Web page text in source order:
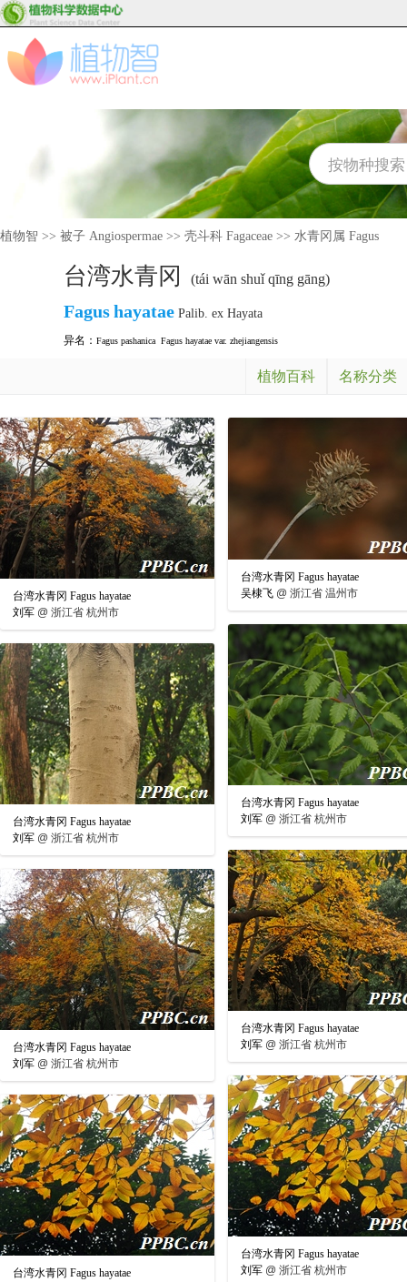
植物智 >> 被子 Angiospermae >> 壳斗科 Fagaceae >> 水青冈属 Fagus
台湾水青冈 (tái wān shuǐ qīng gāng)
Fagushayatae Palib. ex Hayata
异名： Fagus pashanica Fagus hayatae var. zhejiangensis
植物百科 名称分类
台湾水青冈 Fagus hayatae
刘军 @ 浙江省 杭州市
台湾水青冈 Fagus hayatae
吴棣飞 @ 浙江省 温州市
台湾水青冈 Fagus hayatae
刘军 @ 浙江省 杭州市
台湾水青冈 Fagus hayatae
刘军 @ 浙江省 杭州市
台湾水青冈 Fagus hayatae
刘军 @ 浙江省 杭州市
台湾水青冈 Fagus hayatae
刘军 @ 浙江省 杭州市
台湾水青冈 Fagus hayatae
刘军 @ 浙江省 杭州市
台湾水青冈 Fagus hayatae